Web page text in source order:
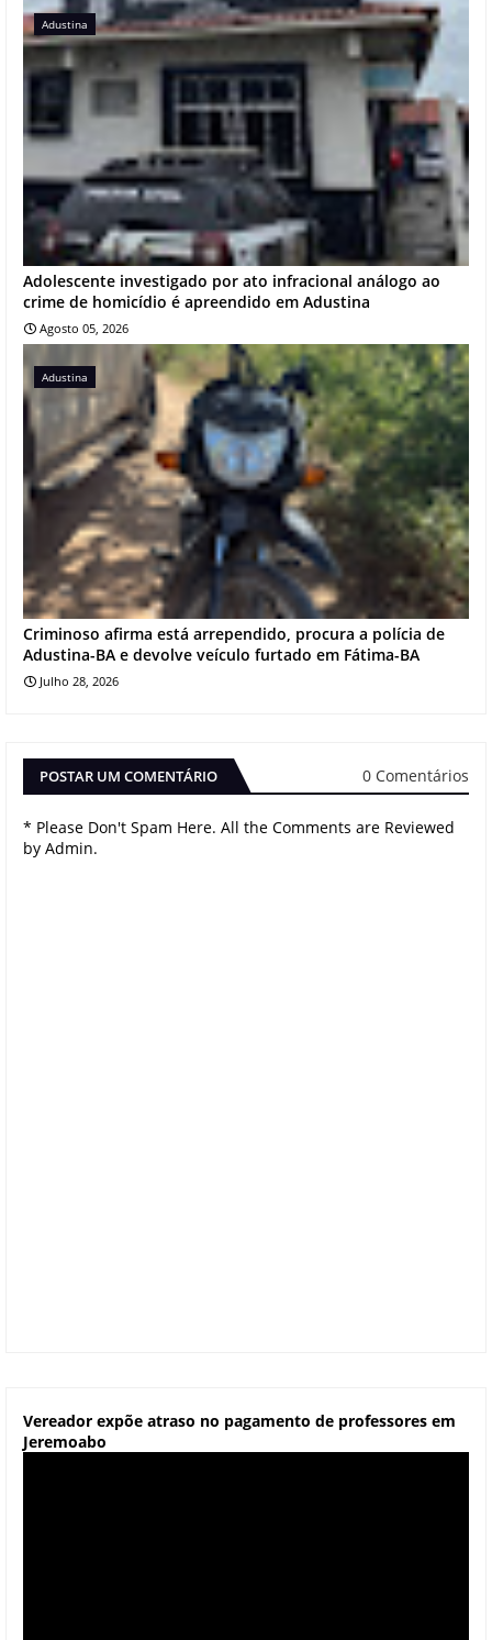
Adustina
Adolescente investigado por ato infracional análogo ao
crime de homicídio é apreendido em Adustina
Agosto 05, 2026
Adustina
Criminoso afirma está arrependido, procura a polícia de
Adustina-BA e devolve veículo furtado em Fátima-BA
Julho 28, 2026
POSTAR UM COMENTÁRIO 0 Comentários
* Please Don't Spam Here. All the Comments are Reviewed
by Admin.
Vereador expõe atraso no pagamento de professores em
Jeremoabo